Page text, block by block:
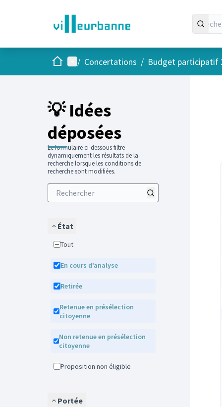
AccueilMenu principal
/ Concertations / Budget participatif
💡 Idées
déposées
Le formulaire ci-dessous filtre
dynamiquement les résultats de la
recherche lorsque les conditions de
recherche sont modifiées.
État
Tout
En cours d’analyse
Retirée
Retenue en présélection
citoyenne
Non retenue en présélection
citoyenne
Proposition non éligible
Portée